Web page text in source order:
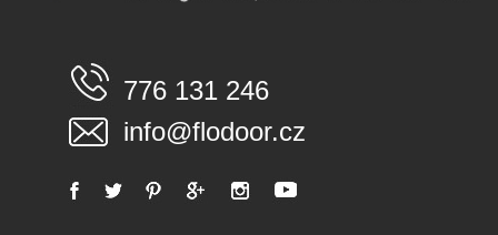
776 131 246
info@flodoor.cz